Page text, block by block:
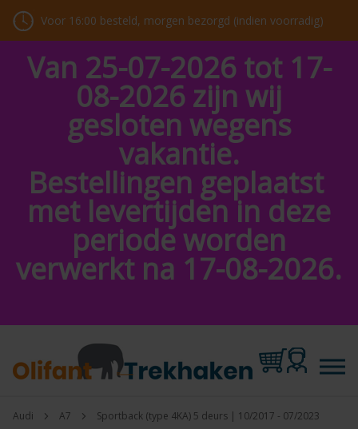
Voor 16:00 besteld, morgen bezorgd (indien voorradig)
Van 25-07-2026 tot 17-
08-2026 zijn wij
gesloten wegens
vakantie.
Bestellingen geplaatst
met levertijden in deze
periode worden
verwerkt na 17-08-2026.
Audi A7 Sportback (type 4KA) 5 deurs | 10/2017 - 07/2023